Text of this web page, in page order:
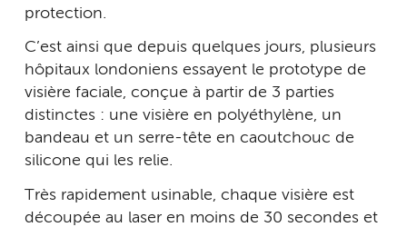
protection.
C’est ainsi que depuis quelques jours, plusieurs
hôpitaux londoniens essayent le prototype de
visière faciale, conçue à partir de 3 parties
distinctes : une visière en polyéthylène, un
bandeau et un serre-tête en caoutchouc de
silicone qui les relie.
Très rapidement usinable, chaque visière est
découpée au laser en moins de 30 secondes et